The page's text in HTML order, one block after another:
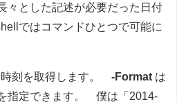
々とした記述が必要だった日付
ではコマンドひとつで可能に
刻を取得します。 -Format は
指定できます。 僕は「2014-